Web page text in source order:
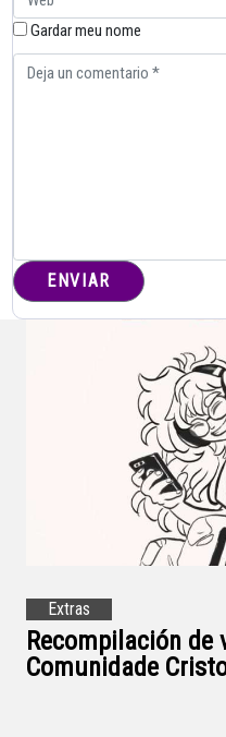
Gardar meu nome
Extras
Recompilación de
Comunidade